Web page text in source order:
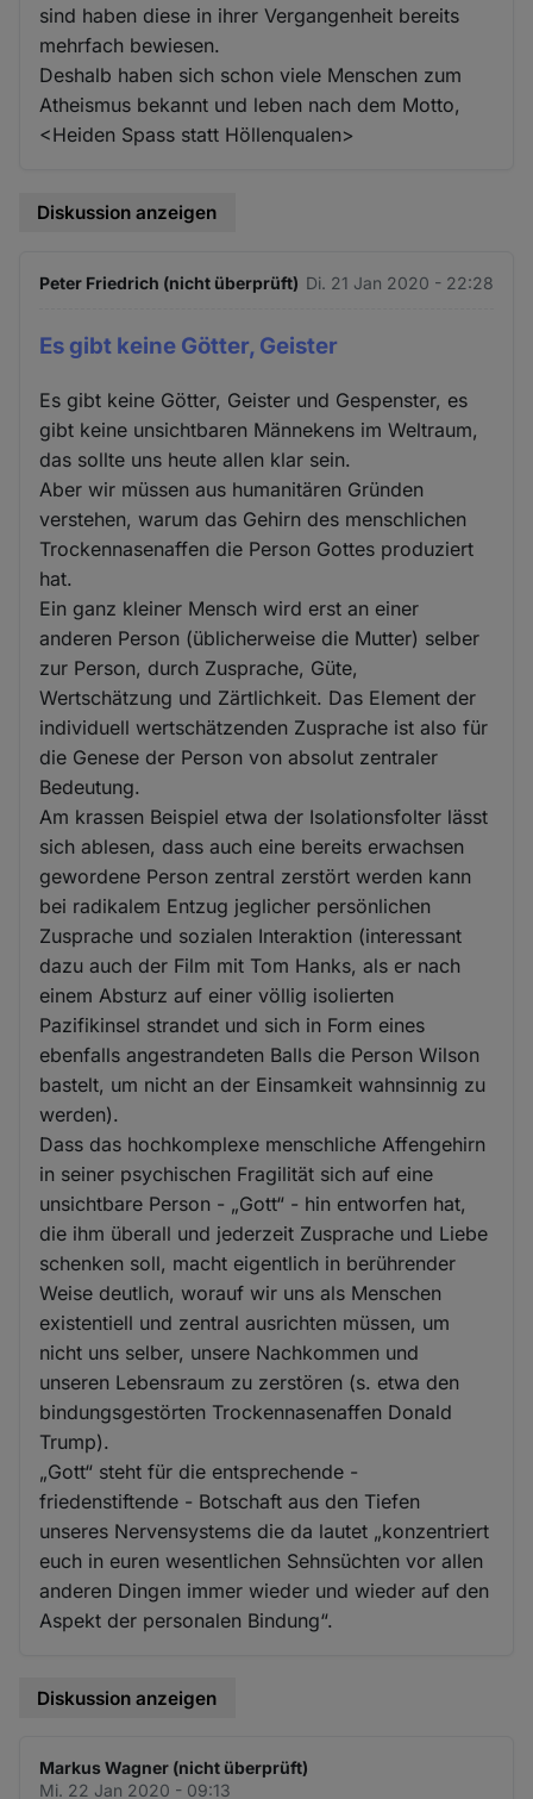
sind haben diese in ihrer Vergangenheit bereits
mehrfach bewiesen.
Deshalb haben sich schon viele Menschen zum
Atheismus bekannt und leben nach dem Motto,
<Heiden Spass statt Höllenqualen>
Diskussion anzeigen
Peter Friedrich (nicht überprüft) Di. 21 Jan 2020 - 22:28
Es gibt keine Götter, Geister
Es gibt keine Götter, Geister und Gespenster, es
gibt keine unsichtbaren Männekens im Weltraum,
das sollte uns heute allen klar sein.
Aber wir müssen aus humanitären Gründen
verstehen, warum das Gehirn des menschlichen
Trockennasenaffen die Person Gottes produziert
hat.
Ein ganz kleiner Mensch wird erst an einer
anderen Person (üblicherweise die Mutter) selber
zur Person, durch Zusprache, Güte,
Wertschätzung und Zärtlichkeit. Das Element der
individuell wertschätzenden Zusprache ist also für
die Genese der Person von absolut zentraler
Bedeutung.
Am krassen Beispiel etwa der Isolationsfolter lässt
sich ablesen, dass auch eine bereits erwachsen
gewordene Person zentral zerstört werden kann
bei radikalem Entzug jeglicher persönlichen
Zusprache und sozialen Interaktion (interessant
dazu auch der Film mit Tom Hanks, als er nach
einem Absturz auf einer völlig isolierten
Pazifikinsel strandet und sich in Form eines
ebenfalls angestrandeten Balls die Person Wilson
bastelt, um nicht an der Einsamkeit wahnsinnig zu
werden).
Dass das hochkomplexe menschliche Affengehirn
in seiner psychischen Fragilität sich auf eine
unsichtbare Person - „Gott“ - hin entworfen hat,
die ihm überall und jederzeit Zusprache und Liebe
schenken soll, macht eigentlich in berührender
Weise deutlich, worauf wir uns als Menschen
existentiell und zentral ausrichten müssen, um
nicht uns selber, unsere Nachkommen und
unseren Lebensraum zu zerstören (s. etwa den
bindungsgestörten Trockennasenaffen Donald
Trump).
„Gott“ steht für die entsprechende -
friedenstiftende - Botschaft aus den Tiefen
unseres Nervensystems die da lautet „konzentriert
euch in euren wesentlichen Sehnsüchten vor allen
anderen Dingen immer wieder und wieder auf den
Aspekt der personalen Bindung“.
Diskussion anzeigen
Markus Wagner (nicht überprüft)
Mi. 22 Jan 2020 - 09:13